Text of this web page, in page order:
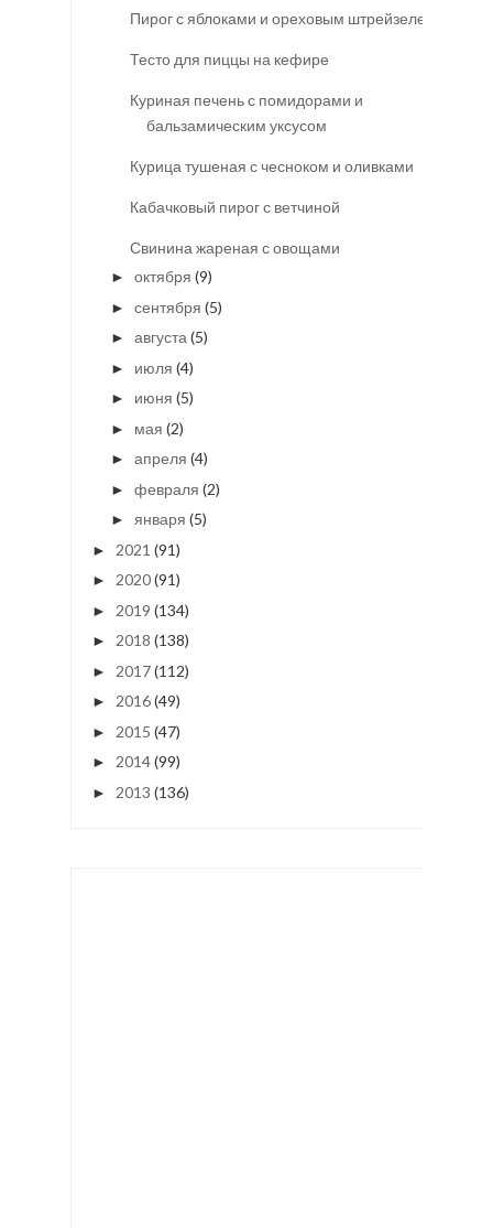
Пирог с яблоками и ореховым штрейзелем
Тесто для пиццы на кефире
Куриная печень с помидорами и
бальзамическим уксусом
Курица тушеная с чесноком и оливками
Кабачковый пирог с ветчиной
Свинина жареная с овощами
► октября (9)
► сентября (5)
► августа (5)
► июля (4)
► июня (5)
► мая (2)
► апреля (4)
► февраля (2)
► января (5)
► 2021 (91)
► 2020(91)
► 2019 (134)
► 2018 (138)
► 2017(112)
► 2016(49)
► 2015 (47)
► 2014(99)
► 2013 (136)